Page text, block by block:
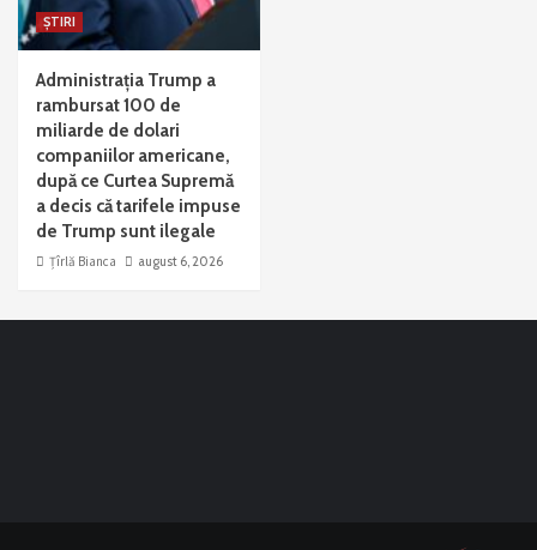
ȘTIRI
Administrația Trump a
rambursat 100 de
miliarde de dolari
companiilor americane,
după ce Curtea Supremă
a decis că tarifele impuse
de Trump sunt ilegale
Țîrlă Bianca august 6, 2026